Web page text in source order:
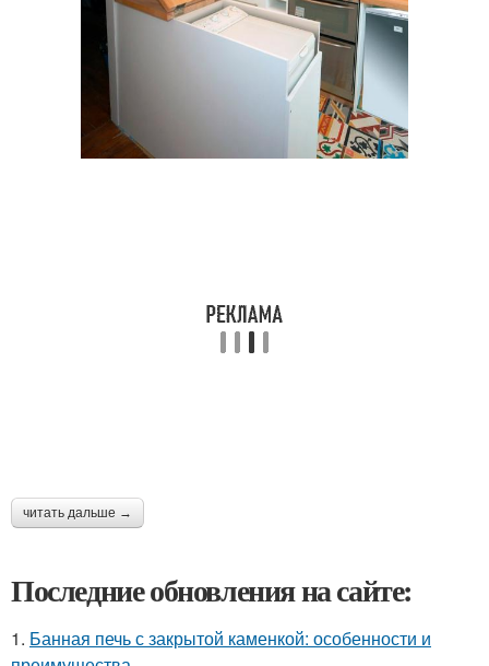
читать дальше →
Последние обновления на сайте:
1. Банная печь с закрытой каменкой: особенности и